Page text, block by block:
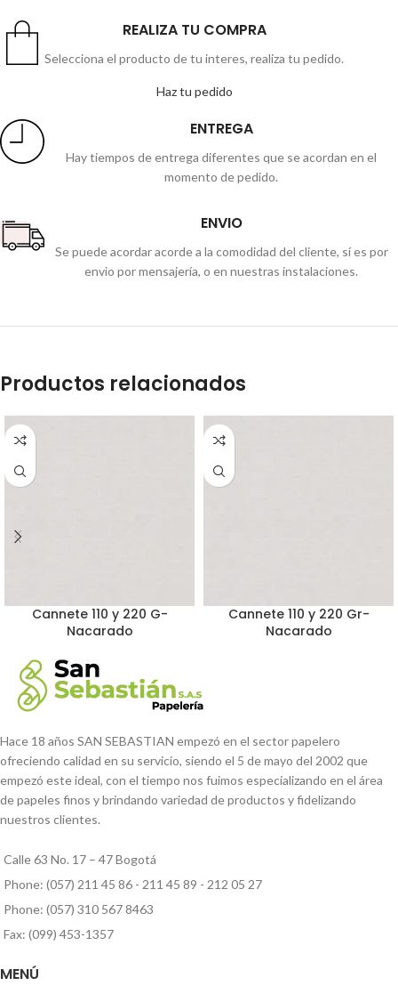
REALIZA TU COMPRA
Selecciona el producto de tu interes, realiza tu pedido.
Haz tu pedido
ENTREGA
Hay tiempos de entrega diferentes que se acordan en el
momento de pedido.
ENVIO
Se puede acordar acorde a la comodidad del cliente, sí es por
envio por mensajería, o en nuestras instalaciones.
Productos relacionados
Cannete 110 y 220 G-
Nacarado
Cannete 110 y 220 Gr-
Nacarado
Hace 18 años SAN SEBASTIAN empezó en el sector papelero
ofreciendo calidad en su servicio, siendo el 5 de mayo del 2002 que
empezó este ideal, con el tiempo nos fuimos especializando en el área
de papeles finos y brindando variedad de productos y fidelizando
nuestros clientes.
Calle 63 No. 17 – 47 Bogotá
Phone: (057) 211 45 86 - 211 45 89 - 212 05 27
Phone: (057) 310 567 8463
Fax: (099) 453-1357
MENÚ